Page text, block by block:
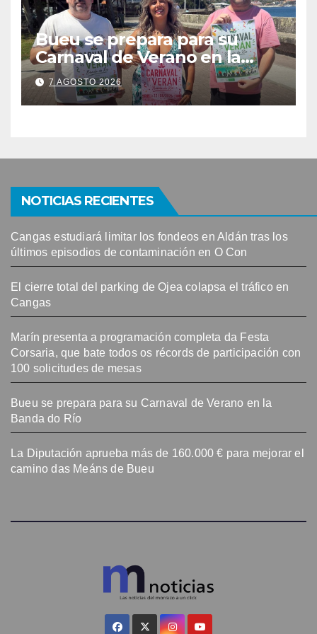
Bueu se prepara para su
Carnaval de Verano en la
Banda do Río
7 AGOSTO 2026
NOTICIAS RECIENTES
Cangas estudiará limitar los fondeos en Aldán tras los
últimos episodios de contaminación en O Con
El cierre total del parking de Ojea colapsa el tráfico en
Cangas
Marín presenta a programación completa da Festa
Corsaria, que bate todos os récords de participación con
100 solicitudes de mesas
Bueu se prepara para su Carnaval de Verano en la
Banda do Río
La Diputación aprueba más de 160.000 € para mejorar el
camino das Meáns de Bueu